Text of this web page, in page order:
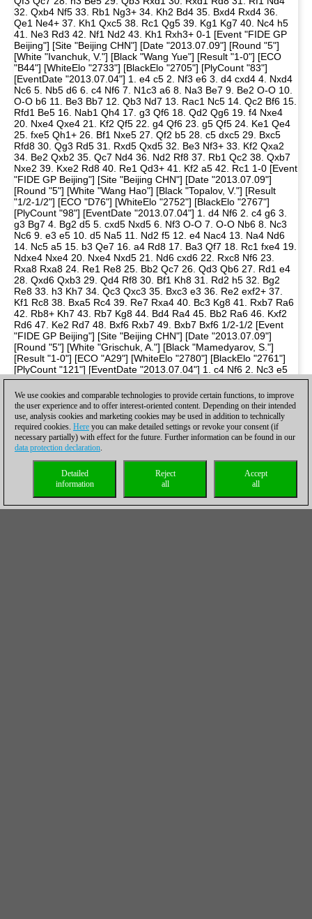
We use cookies and comparable technologies to provide certain functions, to improve
the user experience and to offer interest-oriented content. Depending on their intended
use, analysis cookies and marketing cookies may be used in addition to technically
required cookies. Here you can make detailed settings or revoke your consent (if
necessary partially) with effect for the future. Further information can be found in our
data protection declaration.
Accept
all
Reject
all
Detailed
information